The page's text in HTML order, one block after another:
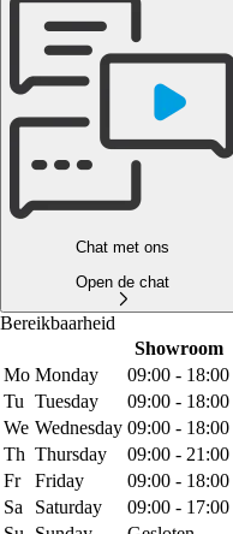
Chat met ons
Open de chat
Bereikbaarheid
Showroom
Mo Monday 09:00 - 18:00
Tu Tuesday 09:00 - 18:00
We Wednesday 09:00 - 18:00
Th Thursday 09:00 - 21:00
Fr
Friday 09:00 - 18:00
Sa
Saturday 09:00 - 17:00